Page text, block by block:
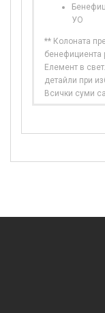
УО
** Колоната
бенефициента
Елемент в
детайли при
Всички суми